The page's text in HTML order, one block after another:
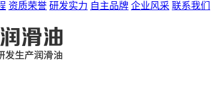
资质荣誉 研发实力 自主品牌 企业风采 联系我们